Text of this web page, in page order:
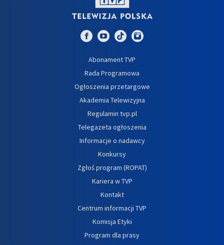
Abonament TVP
Rada Programowa
Ogłoszenia przetargowe
Akademia Telewizyjna
Regulamin tvp.pl
Telegazeta ogłoszenia
Informacje o nadawcy
Konkursy
Zgłoś program (ROPAT)
Kariera w TVP
Kontakt
Centrum informacji TVP
Komisja Etyki
Program dla prasy